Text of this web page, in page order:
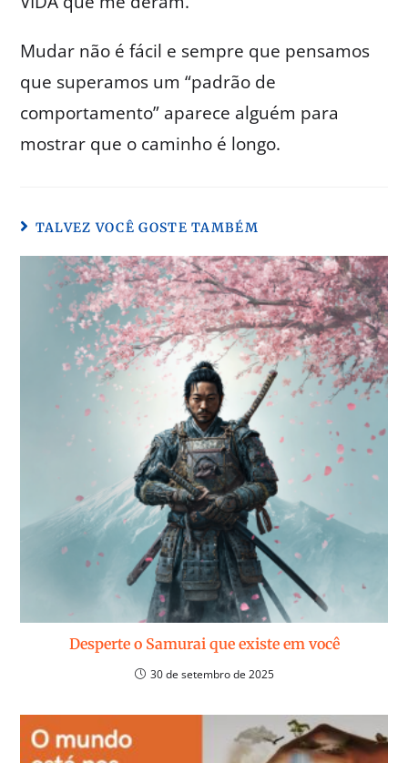
Mudar não é fácil e sempre que pensamos
que superamos um “padrão de
comportamento” aparece alguém para
mostrar que o caminho é longo.
TALVEZ VOCÊ GOSTE TAMBÉM
Desperte o Samurai que existe em você
30 de setembro de 2025